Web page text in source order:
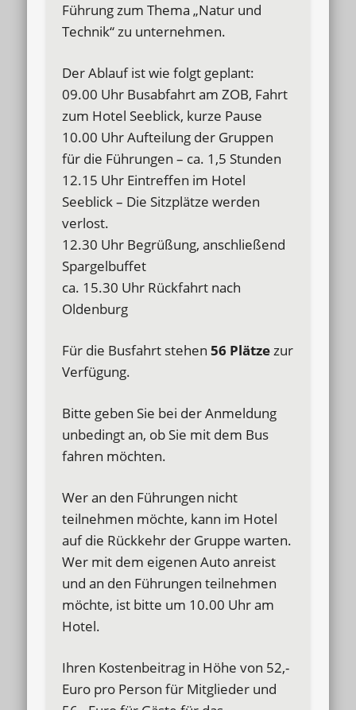
Führung zum Thema „Natur und
Technik“ zu unternehmen.
Der Ablauf ist wie folgt geplant:
09.00 Uhr Busabfahrt am ZOB, Fahrt
zum Hotel Seeblick, kurze Pause
10.00 Uhr Aufteilung der Gruppen
für die Führungen – ca. 1,5 Stunden
12.15 Uhr Eintreffen im Hotel
Seeblick – Die Sitzplätze werden
verlost.
12.30 Uhr Begrüßung, anschließend
Spargelbuffet
ca. 15.30 Uhr Rückfahrt nach
Oldenburg
Für die Busfahrt stehen56 Plätzezur
Verfügung.
Bitte geben Sie bei der Anmeldung
unbedingt an, ob Sie mit dem Bus
fahren möchten.
Wer an den Führungen nicht
teilnehmen möchte, kann im Hotel
auf die Rückkehr der Gruppe warten.
Wer mit dem eigenen Auto anreist
und an den Führungen teilnehmen
möchte, ist bitte um 10.00 Uhr am
Hotel.
Ihren Kostenbeitrag in Höhe von 52,-
Euro pro Person für Mitglieder und